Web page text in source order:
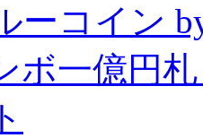
ーコイン
ボ一億円